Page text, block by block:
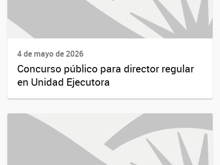
4 de mayo de 2026
Concurso público para director regular
en Unidad Ejecutora